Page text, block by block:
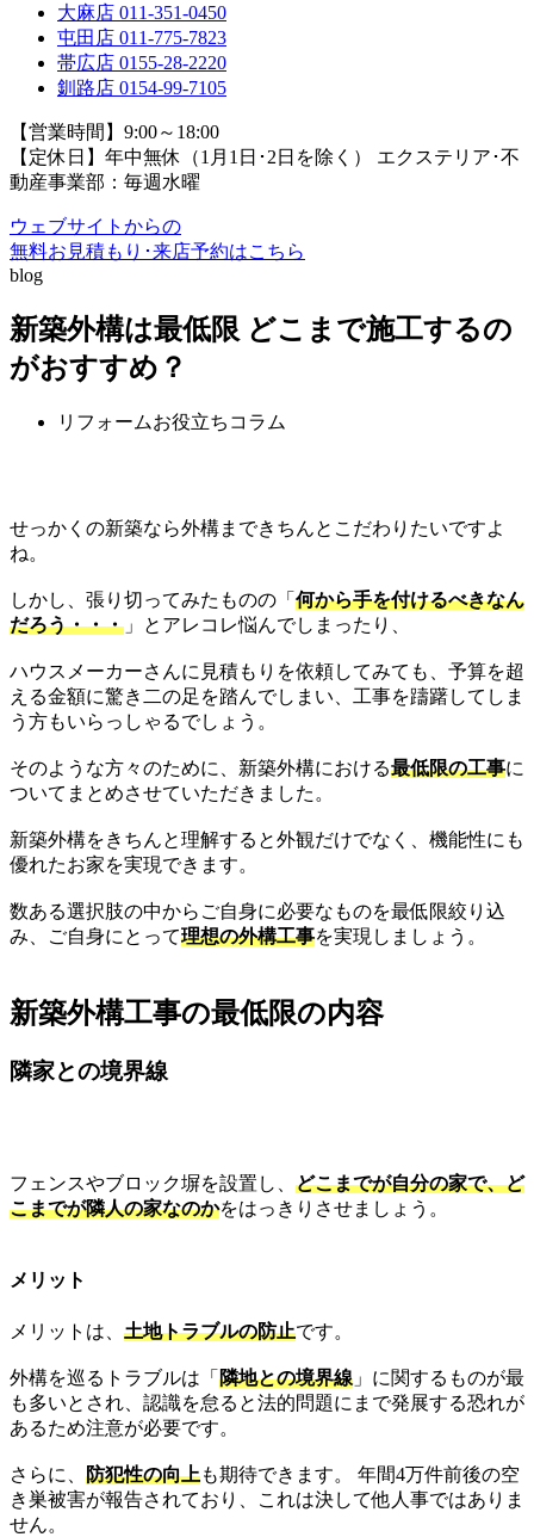
大麻店 011-351-0450
屯田店 011-775-7823
帯広店 0155-28-2220
釧路店 0154-99-7105
【営業時間】9:00～18:00
【定休日】年中無休（1月1日･2日を除く） エクステリア･不
動産事業部：毎週水曜
ウェブサイトからの
無料お見積もり･来店予約はこちら
blog
新築外構は最低限 どこまで施工するの
がおすすめ？
リフォームお役立ちコラム
せっかくの新築なら外構まできちんとこだわりたいですよ
ね。
しかし、張り切ってみたものの「 何から手を付けるべきなん
だろう・・・ 」とアレコレ悩んでしまったり、
ハウスメーカーさんに見積もりを依頼してみても、予算を超
える金額に驚き二の足を踏んでしまい、工事を躊躇してしま
う方もいらっしゃるでしょう。
そのような方々のために、新築外構における最低限の工事に
ついてまとめさせていただきました。
新築外構をきちんと理解すると外観だけでなく、機能性にも
優れたお家を実現できます。
数ある選択肢の中からご自身に必要なものを最低限絞り込
み、ご自身にとって理想の外構工事を実現しましょう。
新築外構工事の最低限の内容
隣家との境界線
フェンスやブロック塀を設置し、 どこまでが自分の家で、ど
こまでが隣人の家なのかをはっきりさせましょう。
メリット
メリットは、 土地トラブルの防止です。
外構を巡るトラブルは「 隣地との境界線 」に関するものが最
も多いとされ、認識を怠ると法的問題にまで発展する恐れが
あるため注意が必要です。
さらに、 防犯性の向上も期待できます。 年間4万件前後の空
き巣被害が報告されており、これは決して他人事ではありま
せん。